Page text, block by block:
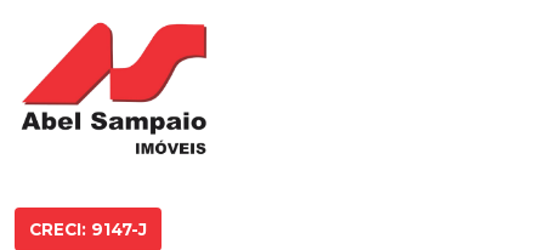
CRECI: 9147-J